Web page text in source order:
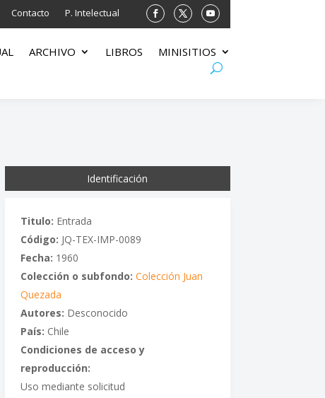
Contacto P. Intelectual
ARCHIVO LIBROS MINISITIOS
Identificación
Titulo: Entrada
Código: JQ-TEX-IMP-0089
Fecha: 1960
Colección o subfondo: Colección Juan
Quezada
Autores: Desconocido
País: Chile
Condiciones de acceso y
reproducción:
Uso mediante solicitud